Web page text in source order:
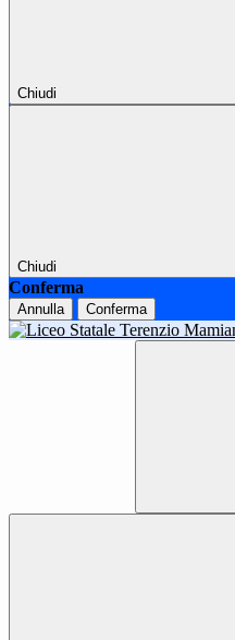
Chiudi
Chiudi
Conferma
Annulla Conferma